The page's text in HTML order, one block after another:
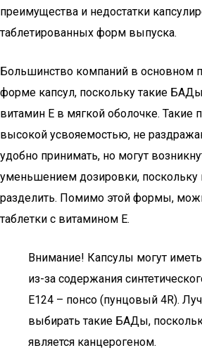
преимущества и недостатки
таблетированных форм выпуска.
Большинство компаний в основном
форме капсул, поскольку такие
витамин E в мягкой оболочке. Такие
высокой усвояемостью, не
удобно принимать, но могут
уменьшением дозировки,
разделить. Помимо этой формы,
таблетки с витамином Е.
Внимание! Капсулы могут
из-за содержания
Е124 – понсо (пунцовый 4R).
выбирать такие БАДы,
является канцерогеном.